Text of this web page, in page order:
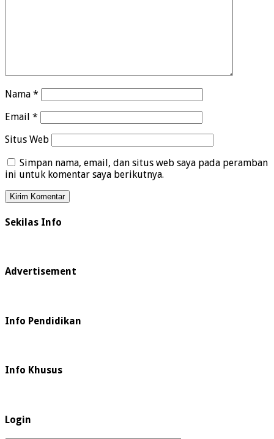
Nama *
Email *
Situs Web
Simpan nama, email, dan situs web saya pada peramban
ini untuk komentar saya berikutnya.
Sekilas Info
Advertisement
Info Pendidikan
Info Khusus
Login